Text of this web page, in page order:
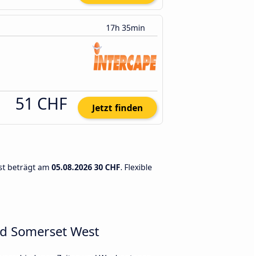
17h 35min
51 CHF Jetzt finden
beträgt am 05.08.202630 CHF. Flexible
Somerset West